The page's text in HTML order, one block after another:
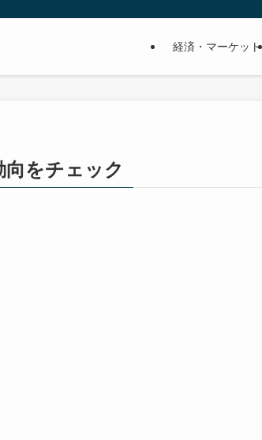
経済・マーケット
をチェック